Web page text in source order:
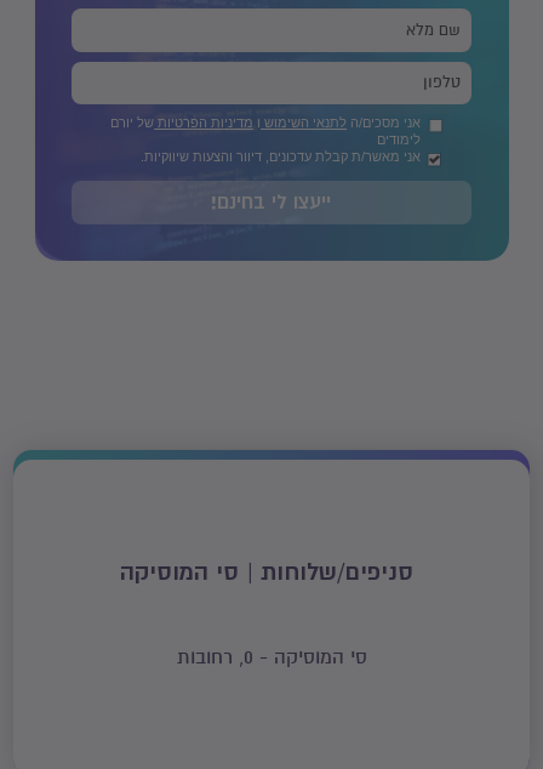
אני מסכים/ה לתנאי השימוש ו מדיניות הפרטיות של יורם
לימודים
אני מאשר/ת קבלת עדכונים, דיוור והצעות שיווקיות.
ייעצו לי בחינם!
סניפים/שלוחות | סי המוסיקה
סי המוסיקה - 0, רחובות